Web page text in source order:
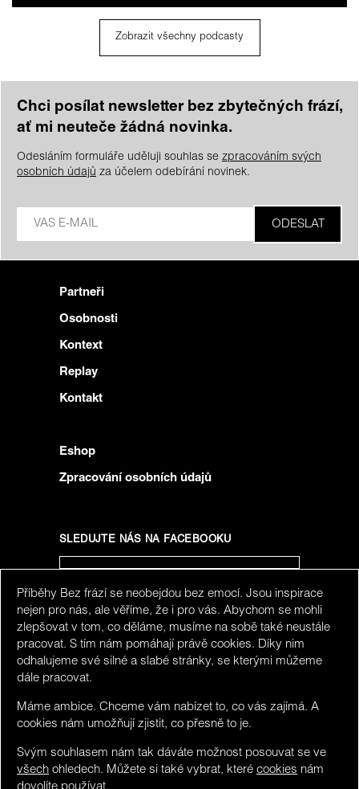
Zobrazit všechny podcasty
Chci posílat newsletter bez zbytečných frází,
ať mi neuteče žádná novinka.
Odesláním formuláře uděluji souhlas se zpracováním svých
osobních údajů za účelem odebírání novinek.
Partneři
Osobnosti
Kontext
Replay
Kontakt
Eshop
Zpracování osobních údajů
SLEDUJTE NÁS NA FACEBOOKU
SLEDUJTE NÁS NA INSTAGRAMU
Příběhy Bez frází se neobejdou bez emocí. Jsou inspirace
nejen pro nás, ale věříme, že i pro vás. Abychom se mohli
zlepšovat v tom, co děláme, musíme na sobě také neustále
pracovat. S tím nám pomáhají právě cookies. Díky nim
odhalujeme své silné a slabé stránky, se kterými můžeme
dále pracovat.
Máme ambice. Chceme vám nabízet to, co vás zajímá. A
cookies nám umožňují zjistit, co přesně to je.
Svým souhlasem nám tak dáváte možnost posouvat se ve
všech ohledech. Můžete si také vybrat, které cookies nám